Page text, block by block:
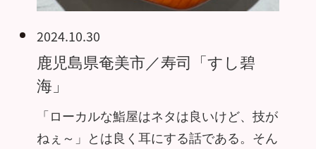
2024.10.30
鹿児島県奄美市／寿司「すし碧
海」
「ローカルな鮨屋はネタは良いけど、技が
ねぇ～」とは良く耳にする話である。そん